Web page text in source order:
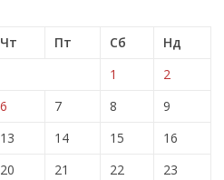
Чт Пт Сб
Нд
1
2
6 7 8
9
13 14 15
16
20 21 22
23